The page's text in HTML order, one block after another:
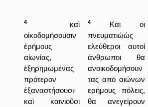
4
καὶ
οἰκοδομήσουσιν
ἐρήμους
αἰωνίας,
ἐξηρημωμένας
πρότερον
ἐξαναστήσουσι·
καὶ καινιοῦσι
4
Και οι
πνευματιώώς
ελεύθεροι αυτοί
άνθρωποι θα
ανοικοδομήσουν
τας από αιώνων
ερήμους πόλεις,
θα ανεγείρουν